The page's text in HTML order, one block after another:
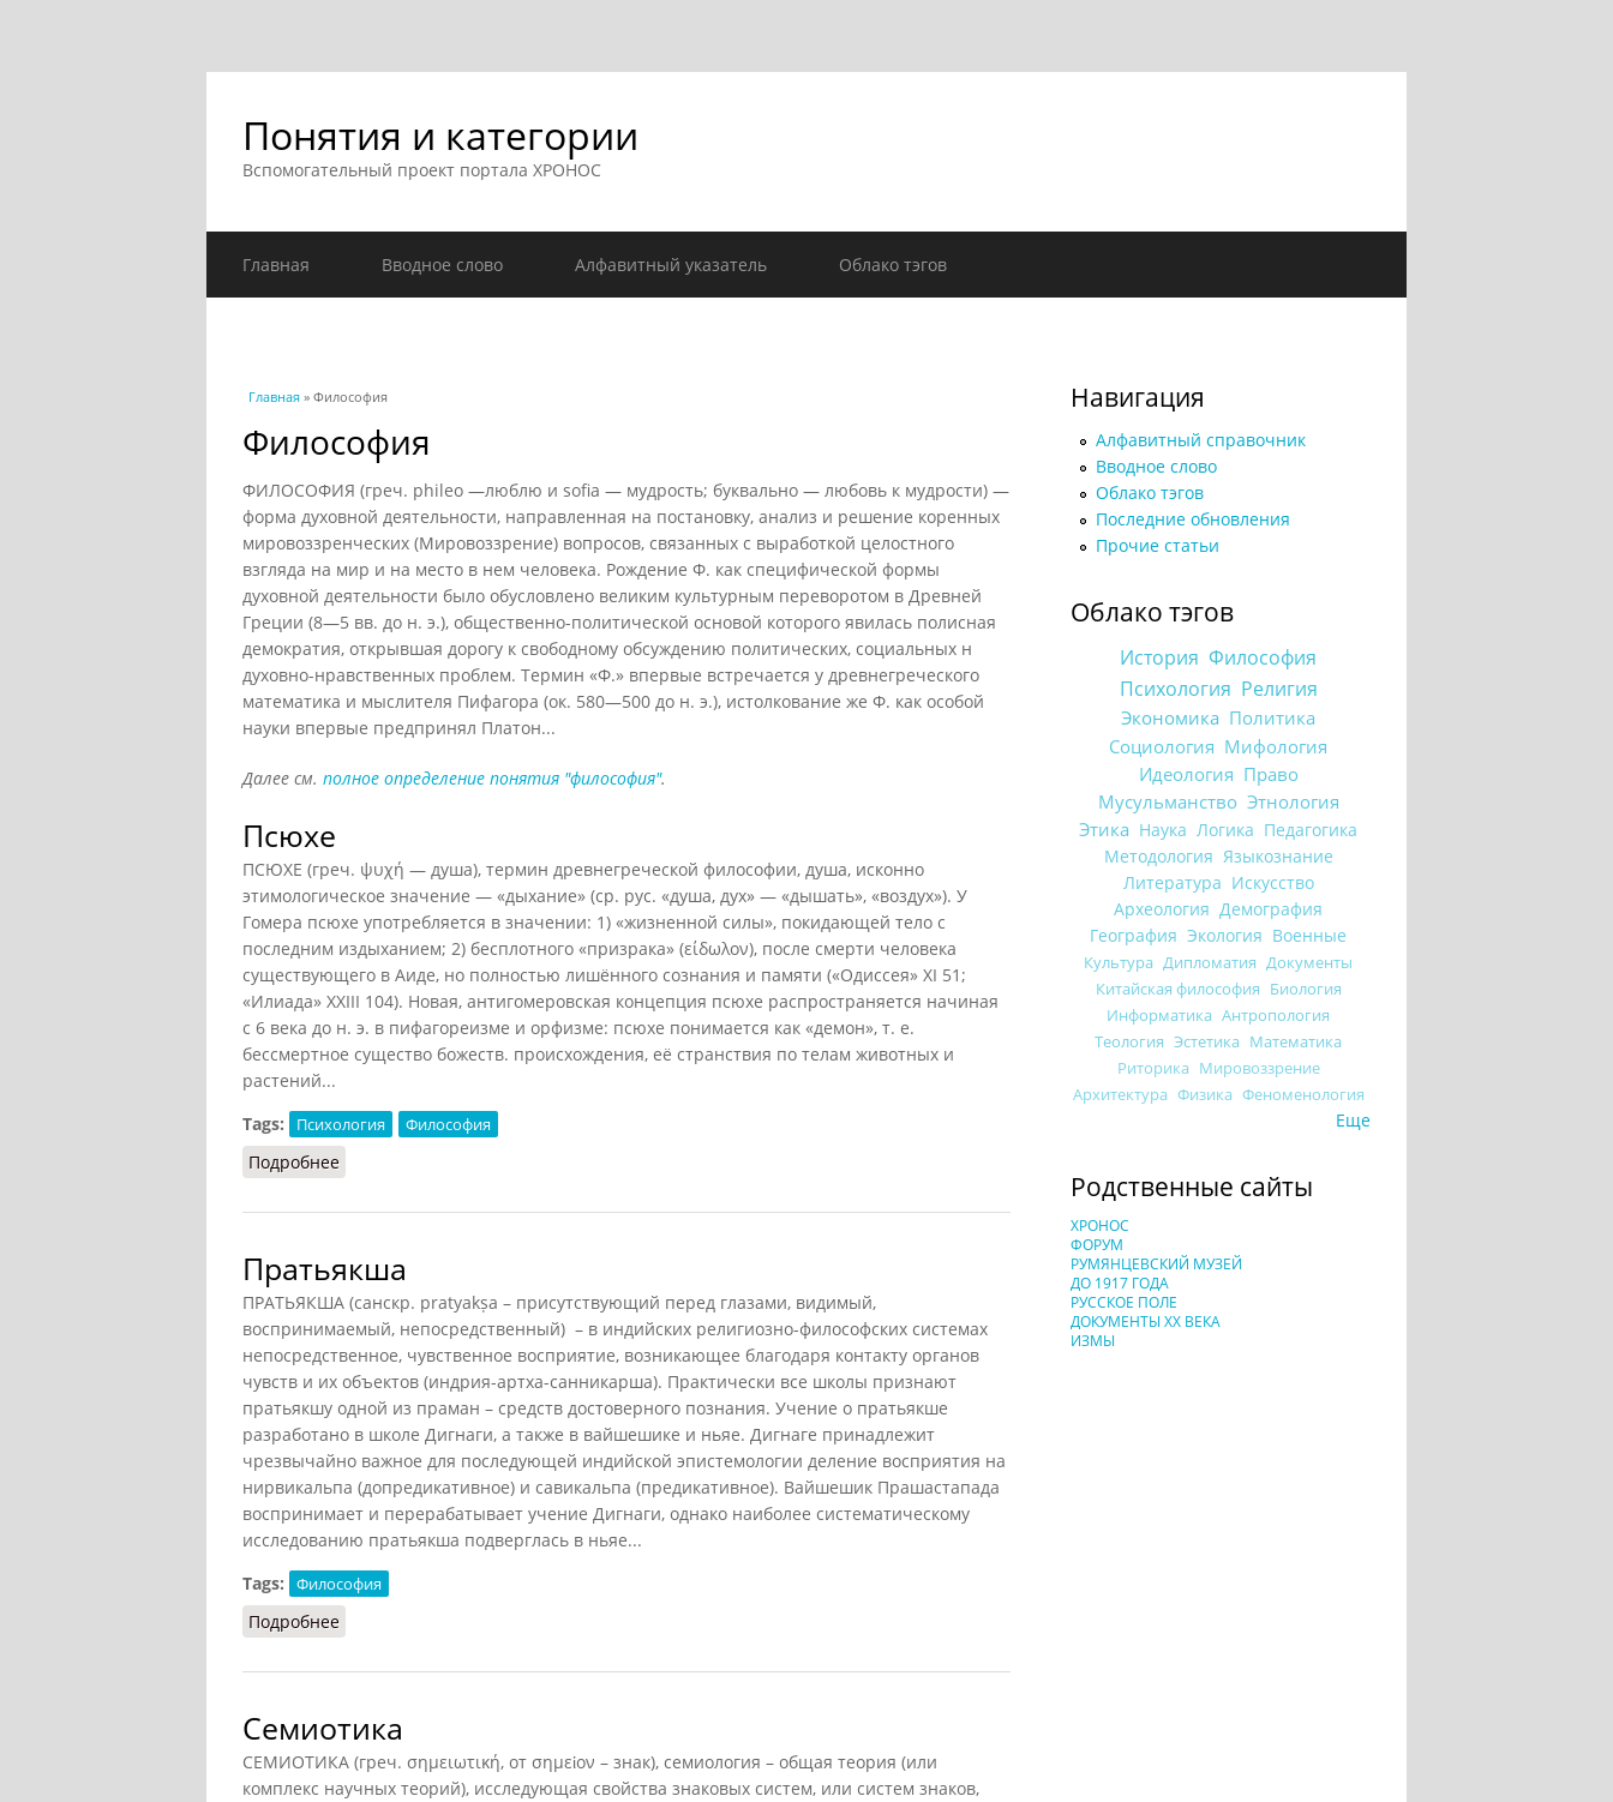
Понятия и категории
Вспомогательный проект портала ХРОНОС
Главная Вводное слово Алфавитный указатель Облако тэгов
Вы здесь
Главная » Философия
Философия
ФИЛОСОФИЯ (греч. phileo —люблю и sofia — мудрость; буквально — любовь к мудрости) —
форма духовной деятельности, направленная на постановку, анализ и решение коренных
мировоззренческих (Мировоззрение) вопросов, связанных с выработкой целостного
взгляда на мир и на место в нем человека. Рождение Ф. как специфической формы
духовной деятельности было обусловлено великим культурным переворотом в Древней
Греции (8—5 вв. до н. э.), общественно-политической основой которого явилась полисная
демократия, открывшая дорогу к свободному обсуждению политических, социальных н
духовно-нравственных проблем. Термин «Ф.» впервые встречается у древнегреческого
математика и мыслителя Пифагора (ок. 580—500 до н. э.), истолкование же Ф. как особой
науки впервые предпринял Платон...
Далее см. полное определение понятия "философия".
Псюхе
ПСЮХЕ (греч. ψυχή — душа), термин древнегреческой философии, душа, исконно
этимологическое значение — «дыхание» (ср. рус. «душа, дух» — «дышать», «воздух»). У
Гомера псюхе употребляется в значении: 1) «жизненной силы», покидающей тело с
последним издыханием; 2) бесплотного «призрака» (είδωλον), после смерти человека
существующего в Аиде, но полностью лишённого сознания и памяти («Одиссея» XI 51;
«Илиада» XXIII 104). Новая, антигомеровская концепция псюхе распространяется начиная
с 6 века до н. э. в пифагореизме и орфизме: псюхе понимается как «демон», т. е.
бессмертное существо божеств. происхождения, её странствия по телам животных и
растений...
Tags:
Психология Философия
Подробнее
Пратьякша
ПРАТЬЯКША (санскр. pratyakṣa – присутствующий перед глазами, видимый,
воспринимаемый, непосредственный) – в индийских религиозно-философских системах
непосредственное, чувственное восприятие, возникающее благодаря контакту органов
чувств и их объектов (индрия-артха-санникарша). Практически все школы признают
пратьякшу одной из праман – средств достоверного познания. Учение о пратьякше
разработано в школе Дигнаги, а также в вайшешике и ньяе. Дигнаге принадлежит
чрезвычайно важное для последующей индийской эпистемологии деление восприятия на
нирвикальпа (допредикативное) и савикальпа (предикативное). Вайшешик Прашастапада
воспринимает и перерабатывает учение Дигнаги, однако наиболее систематическому
исследованию пратьякша подверглась в ньяе...
Tags:
Философия
Подробнее
Семиотика
СЕМИОТИКА (греч. σημειωτική, от σημεἱον – знак), семиология – общая теория (или
комплекс научных теорий), исследующая свойства знаковых систем, или систем знаков,
Навигация
Алфавитный справочник
Вводное слово
Облако тэгов
Последние обновления
Прочие статьи
Облако тэгов
История Философия
Психология Религия
Экономика Политика
Социология Мифология
Идеология Право
Мусульманство Этнология
Этика Наука Логика Педагогика
Методология Языкознание
Литература Искусство
Археология Демография
География Экология Военные
Культура Дипломатия Документы
Китайская философия Биология
Информатика Антропология
Теология Эстетика Математика
Риторика Мировоззрение
Архитектура Физика Феноменология
Еще
Родственные сайты
ХРОНОС
ФОРУМ
РУМЯНЦЕВСКИЙ МУЗЕЙ
ДО 1917 ГОДА
РУССКОЕ ПОЛЕ
ДОКУМЕНТЫ XX ВЕКА
ИЗМЫ